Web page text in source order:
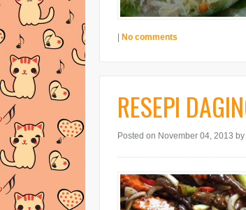
| No comments
RESEPI
Posted on November 04, 2013